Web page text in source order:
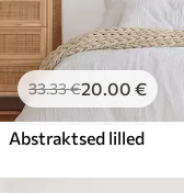
33.33€20.00 €
Abstraktsed lilled